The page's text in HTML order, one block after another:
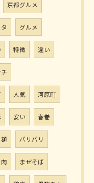
京都グルメ
グルメ
特徴 違い
人気 河原町
安い 春巻
麺 パリパリ
肉 まぜそば